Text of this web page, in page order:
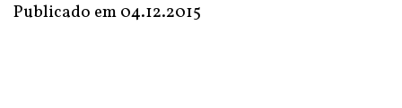
Publicado em04.12.2015